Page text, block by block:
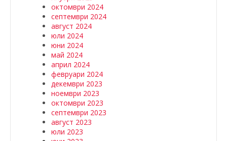
октомври 2024
септември 2024
август 2024
юли 2024
юни 2024
май 2024
април 2024
февруари 2024
декември 2023
ноември 2023
октомври 2023
септември 2023
август 2023
юли 2023